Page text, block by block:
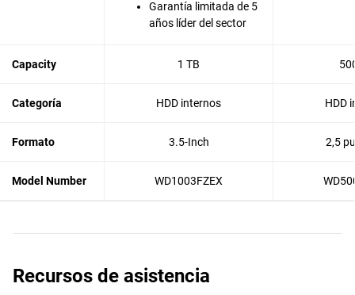
Garantía limitada de 5
años líder del sector
Capacity 1 TB
Categoría HDD internos HDD
Formato 3.5-Inch 2,5
Model Number WD1003FZEX
Recursos de asistencia